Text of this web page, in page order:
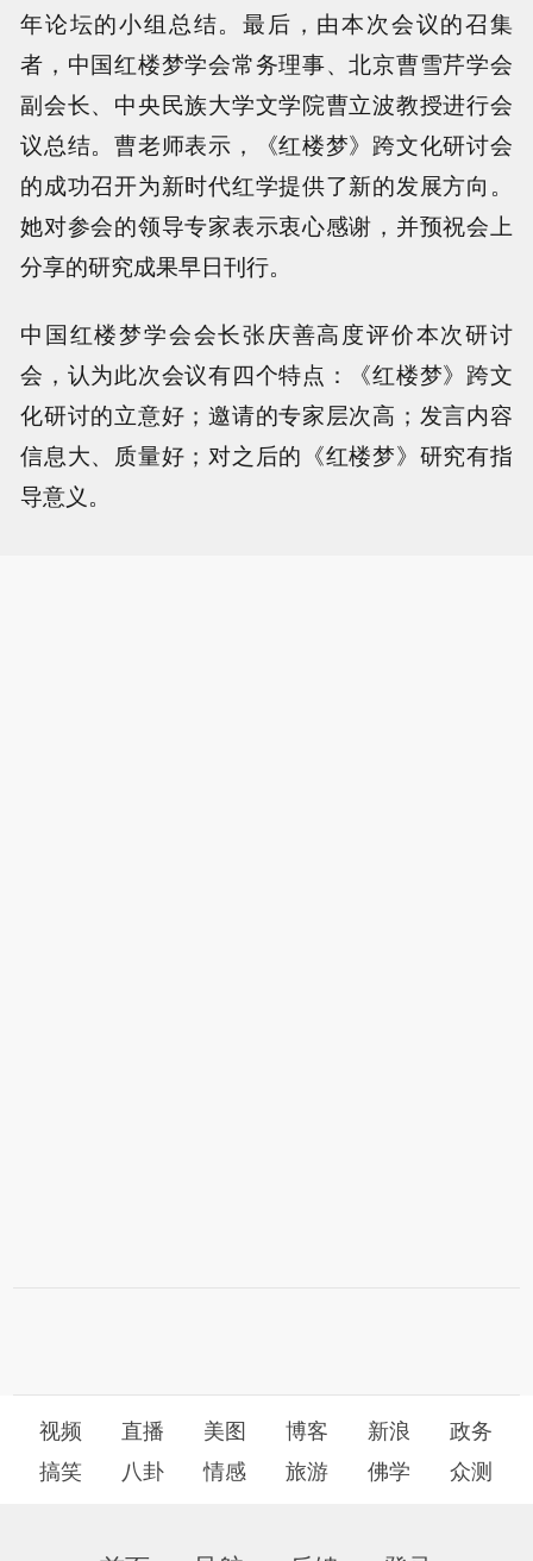
年论坛的小组总结。最后，由本次会议的召集
者，中国红楼梦学会常务理事、北京曹雪芹学会
副会长、中央民族大学文学院曹立波教授进行会
议总结。曹老师表示，《红楼梦》跨文化研讨会
的成功召开为新时代红学提供了新的发展方向。
她对参会的领导专家表示衷心感谢，并预祝会上
分享的研究成果早日刊行。
中国红楼梦学会会长张庆善高度评价本次研讨
会，认为此次会议有四个特点：《红楼梦》跨文
化研讨的立意好；邀请的专家层次高；发言内容
信息大、质量好；对之后的《红楼梦》研究有指
导意义。
视频 直播 美图 博客 新浪
政务
搞笑
八卦 情感 旅游 佛学 众测